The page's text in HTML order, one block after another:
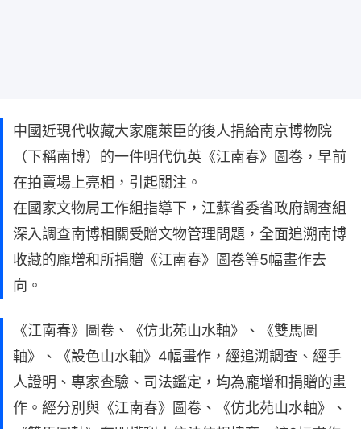
中國近現代收藏大家龐萊臣的後人捐給南京博物院
（下稱南博）的一件明代仇英《江南春》圖卷，早前
在拍賣場上亮相，引起關注。
在國家文物局工作組指導下，江蘇省委省政府調查組
深入調查南博相關受贈文物管理問題，全面追溯南博
收藏的龐增和所捐贈《江南春》圖卷等5幅畫作去
向。
《江南春》圖卷、《仿北苑山水軸》、《雙馬圖
軸》、《設色山水軸》4幅畫作，經追溯調查、經手
人證明、專家查驗、司法鑑定，均為龐增和捐贈的畫
作。經分別與《江南春》圖卷、《仿北苑山水軸》、